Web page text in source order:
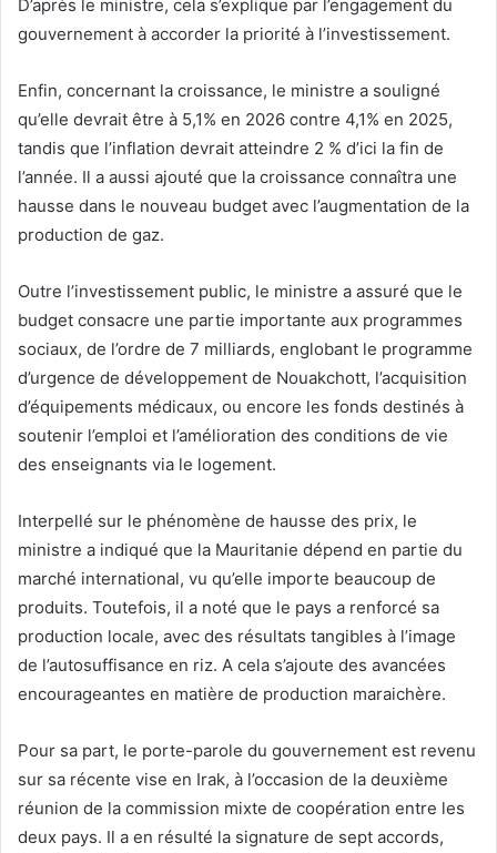
D’après le ministre, cela s’explique par l’engagement du
gouvernement à accorder la priorité à l’investissement.
Enfin, concernant la croissance, le ministre a souligné
qu’elle devrait être à 5,1% en 2026 contre 4,1% en 2025,
tandis que l’inflation devrait atteindre 2 % d’ici la fin de
l’année. Il a aussi ajouté que la croissance connaîtra une
hausse dans le nouveau budget avec l’augmentation de la
production de gaz.
Outre l’investissement public, le ministre a assuré que le
budget consacre une partie importante aux programmes
sociaux, de l’ordre de 7 milliards, englobant le programme
d’urgence de développement de Nouakchott, l’acquisition
d’équipements médicaux, ou encore les fonds destinés à
soutenir l’emploi et l’amélioration des conditions de vie
des enseignants via le logement.
Interpellé sur le phénomène de hausse des prix, le
ministre a indiqué que la Mauritanie dépend en partie du
marché international, vu qu’elle importe beaucoup de
produits. Toutefois, il a noté que le pays a renforcé sa
production locale, avec des résultats tangibles à l’image
de l’autosuffisance en riz. A cela s’ajoute des avancées
encourageantes en matière de production maraichère.
Pour sa part, le porte-parole du gouvernement est revenu
sur sa récente vise en Irak, à l’occasion de la deuxième
réunion de la commission mixte de coopération entre les
deux pays. Il a en résulté la signature de sept accords,